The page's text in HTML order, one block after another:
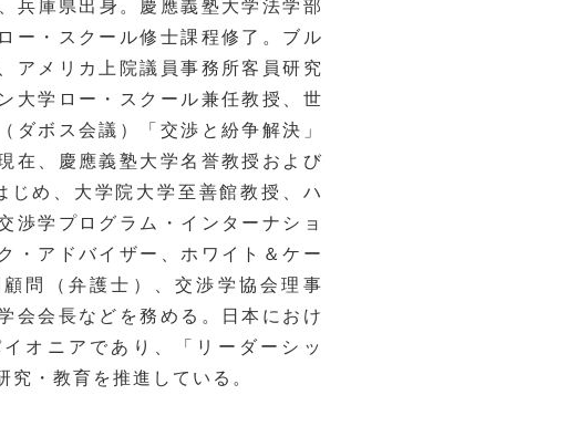
兵庫県出身。慶應義塾大学法学部
ー・スクール修士課程修了。ブル
アメリカ上院議員事務所客員研究
大学ロー・スクール兼任教授、世
ダボス会議）「交渉と紛争解決」
在、慶應義塾大学名誉教授および
じめ、大学院大学至善館教授、ハ
渉学プログラム・インターナショ
・アドバイザー、ホワイト＆ケー
問（弁護士）、交渉学協会理事
会会長などを務める。日本におけ
オニアであり、「リーダーシッ
究・教育を推進している。